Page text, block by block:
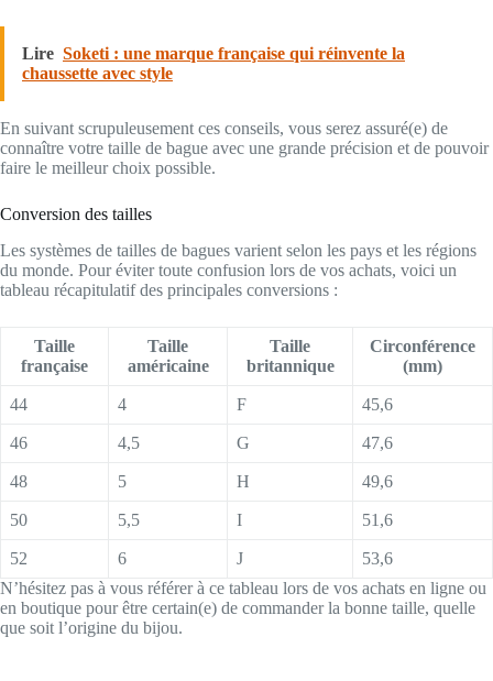
Lire Soketi : une marque française qui réinvente la
chaussette avec style
En suivant scrupuleusement ces conseils, vous serez assuré(e) de
connaître votre taille de bague avec une grande précision et de pouvoir
faire le meilleur choix possible.
Conversion des tailles
Les systèmes de tailles de bagues varient selon les pays et les régions
du monde. Pour éviter toute confusion lors de vos achats, voici un
tableau récapitulatif des principales conversions :
Taille
française
Taille
américaine
Taille
britannique
Circonférence
(mm)
44 4 F 45,6
46 4,5 G 47,6
48 5 H 49,6
50 5,5 I 51,6
52 6 J
53,6
N’hésitez pas à vous référer à ce tableau lors de vos achats en ligne ou
en boutique pour être certain(e) de commander la bonne taille, quelle
que soit l’origine du bijou.